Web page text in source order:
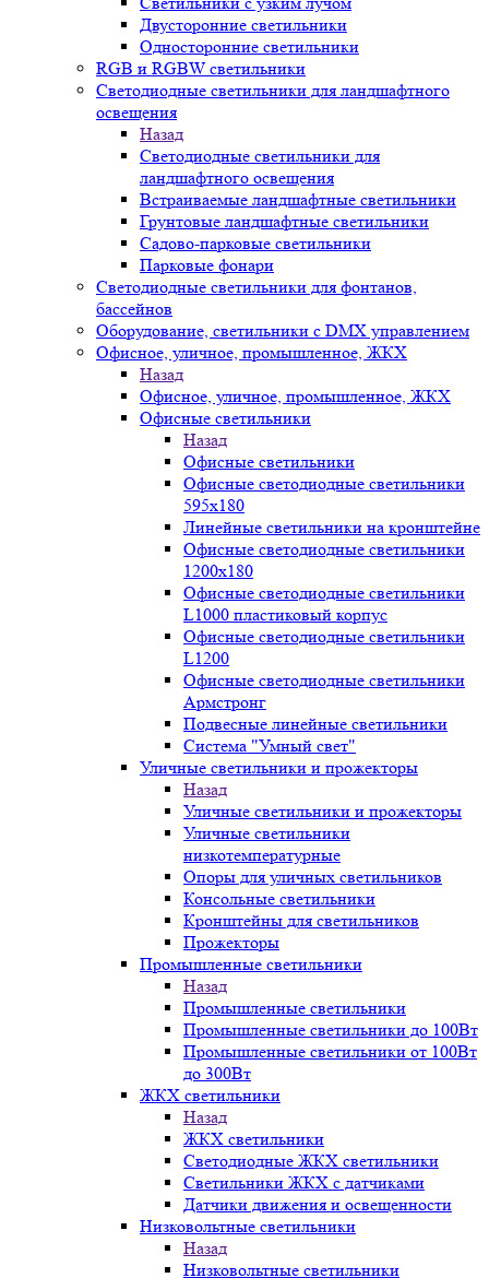
Двусторонние светильники
Односторонние светильники
RGB и RGBW светильники
Светодиодные светильники для ландшафтного
освещения
Назад
Светодиодные светильники для
ландшафтного освещения
Встраиваемые ландшафтные светильники
Грунтовые ландшафтные светильники
Садово-парковые светильники
Парковые фонари
Светодиодные светильники для фонтанов,
бассейнов
Оборудование, светильники с DMX управлением
Офисное, уличное, промышленное, ЖКХ
Назад
Офисное, уличное, промышленное, ЖКХ
Офисные светильники
Назад
Офисные светильники
Офисные светодиодные светильники
595х180
Линейные светильники на кронштейне
Офисные светодиодные светильники
1200x180
Офисные светодиодные светильники
L1000 пластиковый корпус
Офисные светодиодные светильники
L1200
Офисные светодиодные светильники
Армстронг
Подвесные линейные светильники
Система "Умный свет"
Уличные светильники и прожекторы
Назад
Уличные светильники и прожекторы
Уличные светильники
низкотемпературные
Опоры для уличных светильников
Консольные светильники
Кронштейны для светильников
Прожекторы
Промышленные светильники
Назад
Промышленные светильники
Промышленные светильники до 100Вт
Промышленные светильники от 100Вт
до 300Вт
ЖКХ светильники
Назад
ЖКХ светильники
Светодиодные ЖКХ светильники
Светильники ЖКХ с датчиками
Датчики движения и освещенности
Низковольтные светильники
Назад
Низковольтные светильники